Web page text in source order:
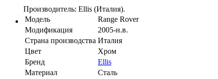
Производитель: Ellis (Италия).
Модель
Range Rover
Модификация
2005-н.в.
Страна производства Италия
Цвет
Хром
Бренд
Ellis
Материал
Сталь